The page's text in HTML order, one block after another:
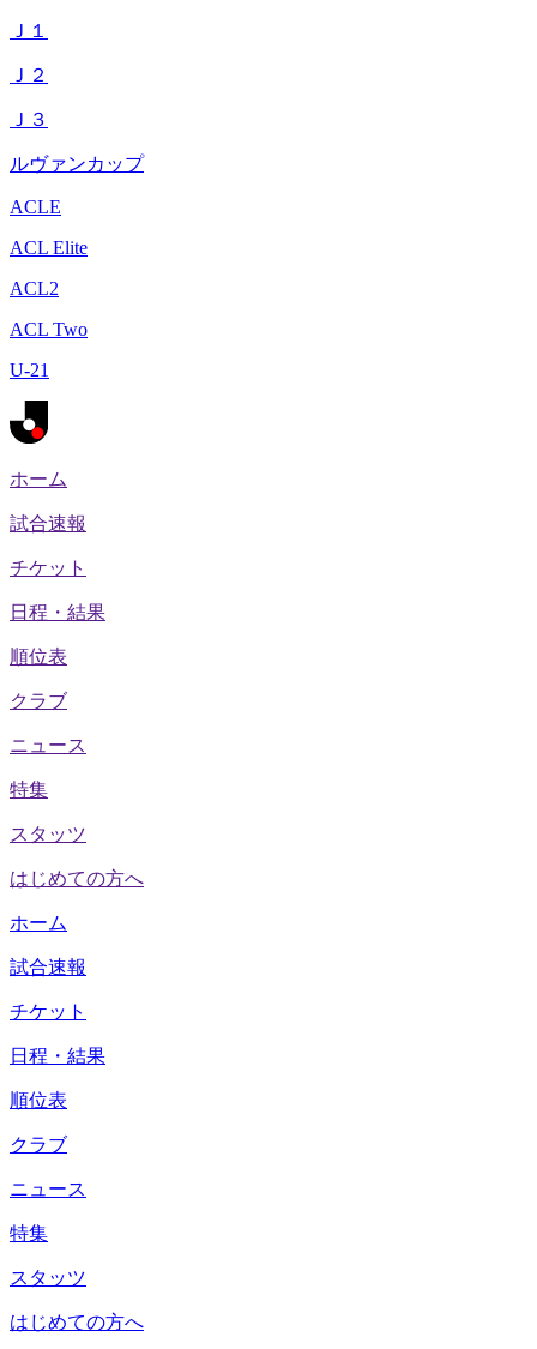
Ｊ１
Ｊ２
Ｊ３
ルヴァンカップ
ACLE
ACL Elite
ACL2
ACL Two
U-21
ホーム
試合速報
チケット
日程・結果
順位表
クラブ
ニュース
特集
スタッツ
はじめての方へ
ホーム
試合速報
チケット
日程・結果
順位表
クラブ
ニュース
特集
スタッツ
はじめての方へ